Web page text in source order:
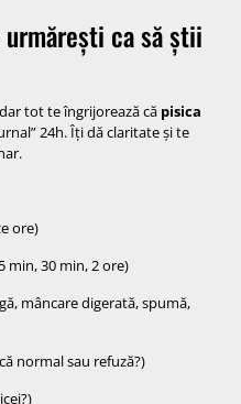
ca să știi
tot te îngrijorează că pisica
24h. Îți dă claritate și te
ore)
min, 30 min, 2 ore)
mâncare digerată, spumă,
normal sau refuză?)